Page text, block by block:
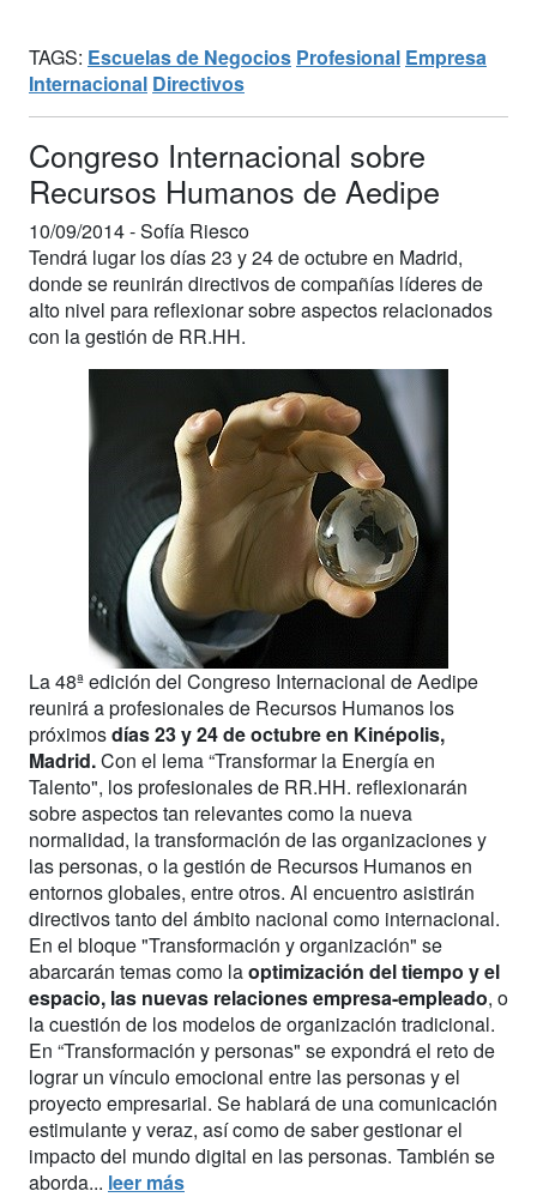
TAGS: Escuelas de Negocios Profesional Empresa
Internacional Directivos
Congreso Internacional sobre
Recursos Humanos de Aedipe
10/09/2014 -Sofía Riesco
Tendrá lugar los días 23 y 24 de octubre en Madrid,
donde se reunirán directivos de compañías líderes de
alto nivel para reflexionar sobre aspectos relacionados
con la gestión de RR.HH.
La 48ª edición del Congreso Internacional de Aedipe
reunirá a profesionales de Recursos Humanos los
próximosdías 23 y 24 de octubre en Kinépolis,
Madrid.Con el lema “Transformar la Energía en
Talento", los profesionales de RR.HH. reflexionarán
sobre aspectos tan relevantes como la nueva
normalidad, la transformación de las organizaciones y
las personas, o la gestión de Recursos Humanos en
entornos globales, entre otros. Al encuentro asistirán
directivos tanto del ámbito nacional como internacional.
En el bloque "Transformación y organización" se
abarcarán temas como laoptimización del tiempo y el
espacio, las nuevas relaciones empresa-empleado, o
la cuestión de los modelos de organización tradicional.
En “Transformación y personas" se expondrá el reto de
lograr un vínculo emocional entre las personas y el
proyecto empresarial. Se hablará de una comunicación
estimulante y veraz, así como de saber gestionar el
impacto del mundo digital en las personas. También se
aborda... leer más